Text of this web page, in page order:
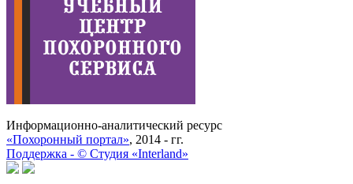
Информационно-аналитический ресурс
«Похоронный портал», 2014 - гг.
Поддержка - © Cтудия «Interland»